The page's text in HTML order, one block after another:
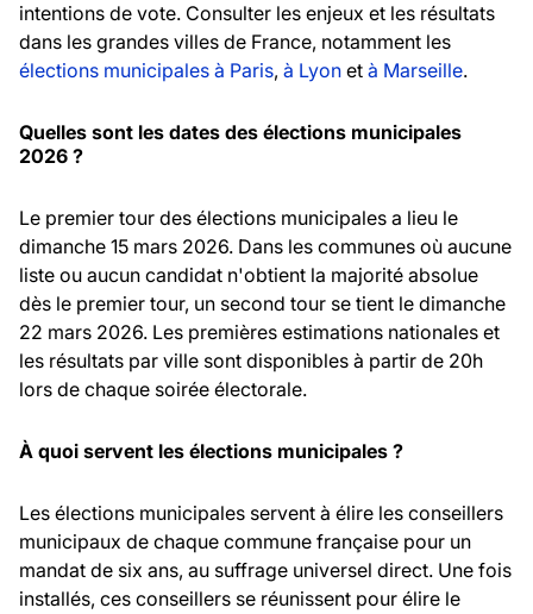
intentions de vote. Consulter les enjeux et les résultats
dans les grandes villes de France, notamment les
élections municipales à Paris, à Lyon et à Marseille.
Quelles sont les dates des élections municipales
2026 ?
Le premier tour des élections municipales a lieu le
dimanche 15 mars 2026. Dans les communes où aucune
liste ou aucun candidat n'obtient la majorité absolue
dès le premier tour, un second tour se tient le dimanche
22 mars 2026. Les premières estimations nationales et
les résultats par ville sont disponibles à partir de 20h
lors de chaque soirée électorale.
À quoi servent les élections municipales ?
Les élections municipales servent à élire les conseillers
municipaux de chaque commune française pour un
mandat de six ans, au suffrage universel direct. Une fois
installés, ces conseillers se réunissent pour élire le